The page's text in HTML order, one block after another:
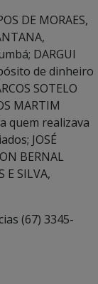
DE MORAES,
DARGUI
de dinheiro
SOTELO
MARTIM
quem realizava
JOSÉ
BERNAL
E SILVA,
(67) 3345-